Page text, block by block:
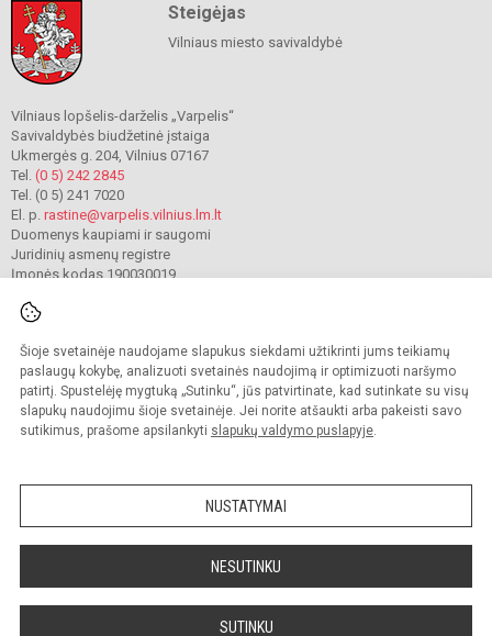
Šioje svetainėje naudojame slapukus siekdami užtikrinti jums teikiamų
paslaugų kokybę, analizuoti svetainės naudojimą ir optimizuoti naršymo
patirtį. Spustelėję mygtuką „Sutinku“, jūs patvirtinate, kad sutinkate su visų
slapukų naudojimu šioje svetainėje. Jei norite atšaukti arba pakeisti savo
sutikimus, prašome apsilankyti slapukų valdymo puslapyje.
NUSTATYMAI
NESUTINKU
SUTINKU
Steigėjas
Vilniaus miesto savivaldybė
Vilniaus lopšelis-darželis „Varpelis“
Savivaldybės biudžetinė įstaiga
Ukmergės g. 204, Vilnius 07167
Tel. (0 5) 242 2845
Tel. (0 5) 241 7020
El. p. rastine@varpelis.vilnius.lm.lt
Duomenys kaupiami ir saugomi
Juridinių asmenų registre
Įmonės kodas 190030019
© 2023. Vilniaus lopšelis-darželis „Varpelis“. Visos teisės saugomos.
Kopijuoti turinį be raštiško įstaigos administracijos sutikimo griežtai draudžiama.
Prieinamumo paraiška Slapukų valdymas
Sumanus būdas atnaujinti